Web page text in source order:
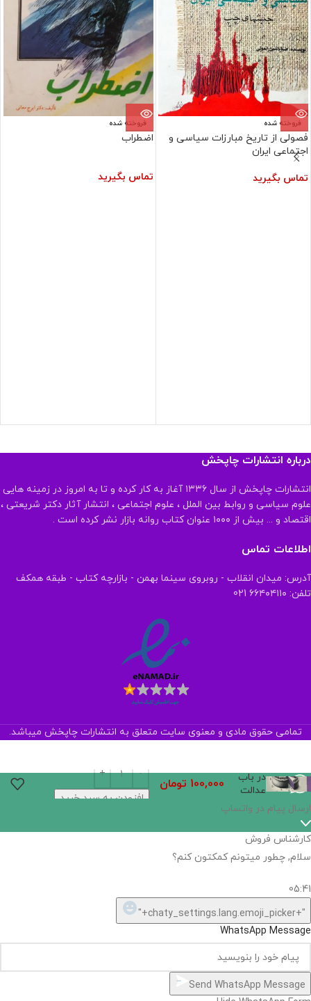
فروخته شده
فصولی از تاریخ مبارزات سیاسی و
اجتماعی ایران
تماس بگیرید
فروخته شده
اضطراب
تماس بگیرید
درباره انتشارات چاپخش
انتشارات چاپخش از سال ۱۳۳۶ آغاز به کار کرده و تا به امروز در زمینه هایی
علوم سیاسی و روابط بین الملل ، علوم اجتماعی ، انتشار آثار دکتر شریعتی ،
اقتصاد و ... بیش از ۱۰۰۰ عنوان کتاب روانه بازار نشر کرده است .
اطلاعات تماس
آدرس: میدان انقلاب - روبروی سینما بهمن - بازارچه کتاب - طبقه همکف
تلفن: ۶۶۴۰۴۱۱۰ 021
تمامی حقوق مادی و معنوی سایت متعلق به انتشارات چاپخش میباشد.
در باب
عدالت
100,000 تومان
افزودن به سبد خرید
ارسال پیام در واتساپ
کارشناس فروش
سلام, چطور میتونم کمکتون کنم؟
05:41
"+chaty_settings.lang.emoji_picker+"
WhatsApp Message
Send WhatsApp Message